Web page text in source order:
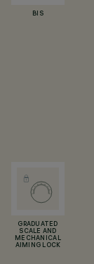
BIS
GRADUATED
SCALE AND
MECHANICAL
AIMING LOCK